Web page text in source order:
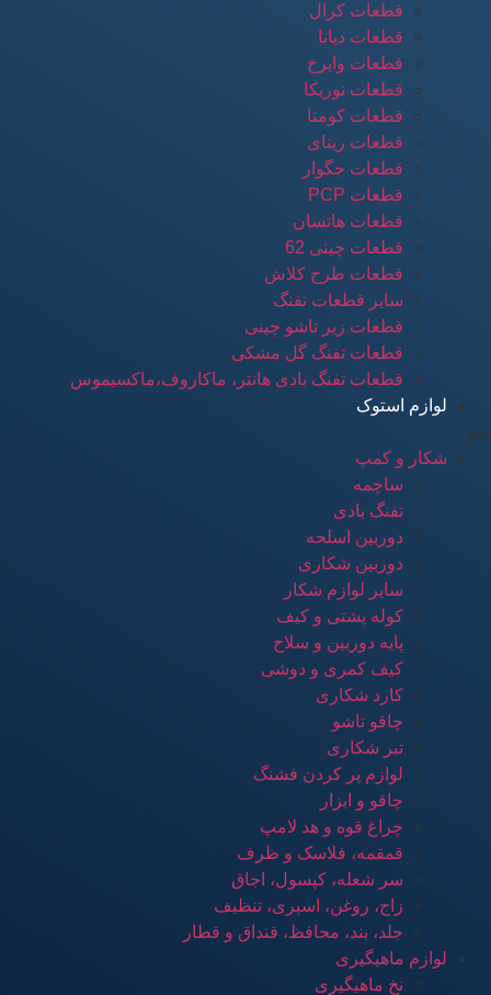
قطعات کرال
قطعات دیانا
قطعات وایرخ
قطعات نوریکا
قطعات کومتا
قطعات ریتای
قطعات جگوار
قطعات PCP
قطعات هاتسان
قطعات چینی 62
قطعات طرح کلاش
سایر قطعات تفنگ
قطعات زیر تاشو چینی
قطعات تفنگ گل مشکی
قطعات تفنگ بادی هانتر، ماکاروف،ماکسیموس
لوازم استوک
منو
شکار و کمپ
ساچمه
تفنگ بادی
دوربین اسلحه
دوربین شکاری
سایر لوازم شکار
کوله پشتی و کیف
پایه دوربین و سلاح
کیف کمری و دوشی
کارد شکاری
چاقو تاشو
تبر شکاری
لوازم پر کردن فشنگ
چاقو و ابزار
چراغ قوه و هد لامپ
قمقمه، فلاسک و ظرف
سر شعله، کپسول، اجاق
زاج، روغن، اسپری، تنظیف
جلد، بند، محافظ، قنداق و قطار
لوازم ماهیگیری
نخ ماهیگیری